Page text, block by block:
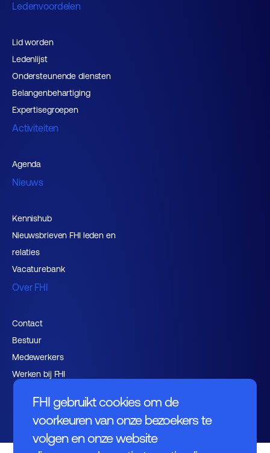
FHI gebruikt cookies om de
voorkeuren van onze bezoekers te
volgen en onze website
Ledenvoordelen
Lid worden
Ledenlijst
Ondersteunende diensten
Belangenbehartiging
Expertisegroepen
Activiteiten
Agenda
Nieuws
Kennishub
Nieuwsbrieven FHI leden en
relaties
Vacaturebank
Over FHI
Contact
Bestuur
Medewerkers
Werken bij FHI